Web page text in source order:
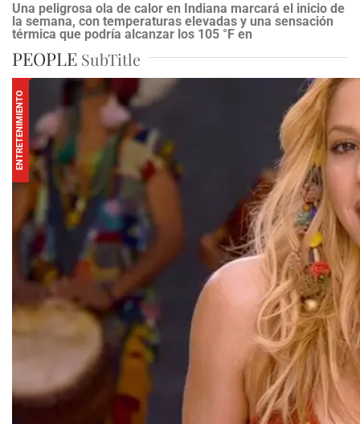
Una peligrosa ola de calor en Indiana marcará el inicio de
la semana, con temperaturas elevadas y una sensación
térmica que podría alcanzar los 105 °F en
PEOPLE SubTitle
ENTRETENIMIENTO